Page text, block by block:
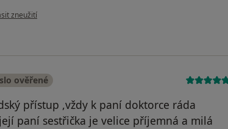
uživatele Martina Stejskalová
zneužití
ověřené
přístup ,vždy k paní doktorce ráda
paní sestřička je velice příjemná a milá